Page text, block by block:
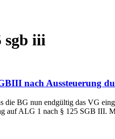
sgb iii
nach Aussteuerung
die BG nun endgültig das VG
auf ALG 1 nach § 125 SGB III.